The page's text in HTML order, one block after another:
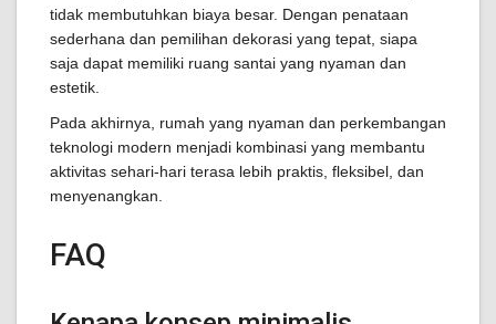
tidak membutuhkan biaya besar. Dengan penataan
sederhana dan pemilihan dekorasi yang tepat, siapa
saja dapat memiliki ruang santai yang nyaman dan
estetik.
Pada akhirnya, rumah yang nyaman dan perkembangan
teknologi modern menjadi kombinasi yang membantu
aktivitas sehari-hari terasa lebih praktis, fleksibel, dan
menyenangkan.
FAQ